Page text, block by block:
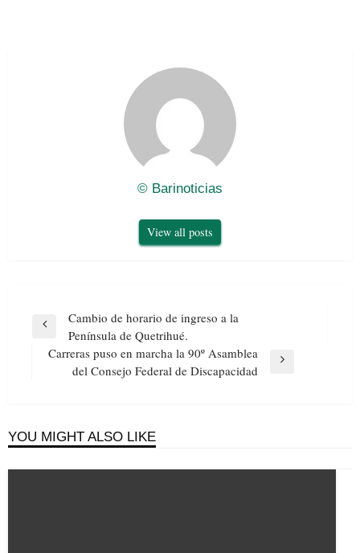
© Barinoticias
View all posts
Navegación
entradas
Previous
Post
Cambio de horario de ingreso a la
Península de Quetrihué.
Carreras puso en marcha la 90º Asamblea
del Consejo Federal de Discapacidad
YOU MIGHT ALSO LIKE